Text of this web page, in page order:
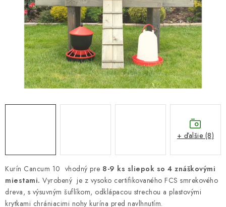
Náš príbeh od začiatku Doprava Kontakt
Blog
Hodnotenie obchodu
Obchodné podmienky
Vrátenie, výmena tovaru
Pravidlá súťaží na Facebooku
Kurín Cancum 10 vhodný pre 8-9 ks sliepok so 4 znáškovými
miestami. Vyrobený je z vysoko certifikovaného FCS smrekového
dreva, s výsuvným šuflíkom, odklápacou strechou a plastovými
krytkami chrániacimi nohy kurína pred navlhnutím.
+ ďalšie (8)